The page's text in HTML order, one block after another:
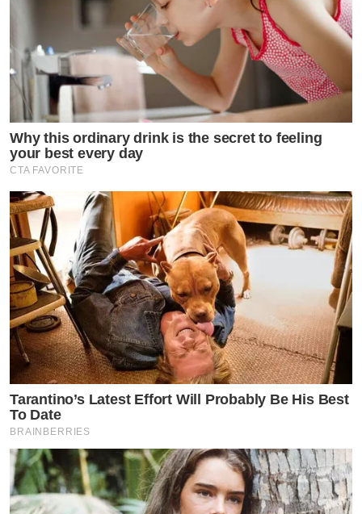
Why this ordinary drink is the secret to feeling
your best every day
CTA FAVORITE
Tarantino’s Latest Effort Will Probably Be His Best
To Date
BRAINBERRIES